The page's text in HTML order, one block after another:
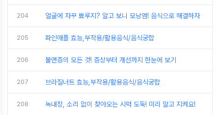
204 얼굴에 자꾸 뾰루지? 알고 보니 모낭염! 음식으로 해결하자
205 파인애플 효능,부작용/활용음식/음식궁합
206 불면증의 모든 것! 증상부터 개선까지 한눈에 보기
207 브라질너트 효능,부작용/활용음식/음식궁합
208 녹내장, 소리 없이 찾아오는 시력 도둑! 미리 알고 지켜요!